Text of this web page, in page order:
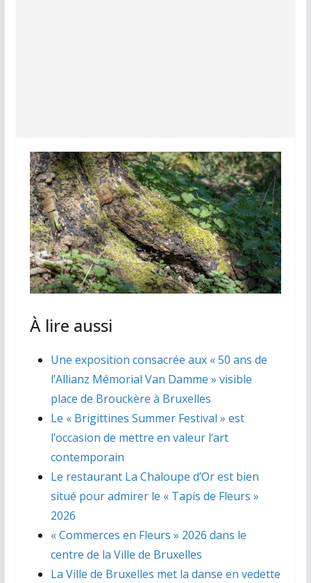
À lire aussi
Une exposition consacrée aux « 50 ans de
l’Allianz Mémorial Van Damme » visible
place de Brouckère à Bruxelles
Le « Brigittines Summer Festival » est
l’occasion de mettre en valeur l’art
contemporain
Le restaurant La Chaloupe d’Or est bien
situé pour admirer le « Tapis de Fleurs »
2026
« Commerces en Fleurs » 2026 dans le
centre de la Ville de Bruxelles
La Ville de Bruxelles met la danse en vedette